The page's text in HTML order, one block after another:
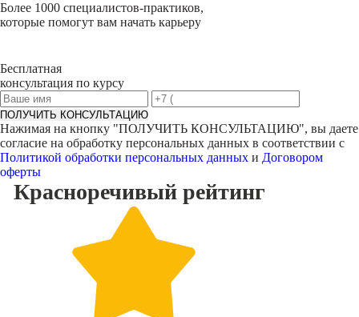
Более 1000 специалистов-практиков,
которые помогут вам начать карьеру
Бесплатная
консультация по курсу
ПОЛУЧИТЬ КОНСУЛЬТАЦИЮ
Нажимая на кнопку "ПОЛУЧИТЬ КОНСУЛЬТАЦИЮ", вы даете
согласие на обработку персональных данных в соответствии с
Политикой обработки персональных данных и Договором
оферты
Красноречивый рейтинг